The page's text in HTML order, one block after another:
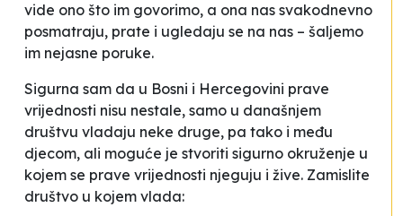
vide ono što im govorimo, a ona nas svakodnevno
posmatraju, prate i ugledaju se na nas – šaljemo
im nejasne poruke.
Sigurna sam da u Bosni i Hercegovini prave
vrijednosti nisu nestale, samo u današnjem
društvu vladaju neke druge, pa tako i među
djecom, ali moguće je stvoriti sigurno okruženje u
kojem se prave vrijednosti njeguju i žive. Zamislite
društvo u kojem vlada: